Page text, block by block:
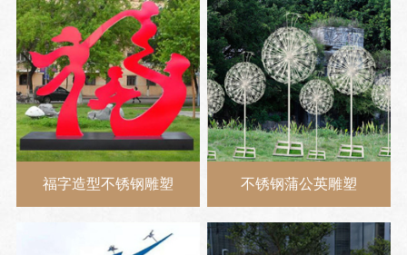
福字造型不锈钢雕塑 不锈钢蒲公英雕塑